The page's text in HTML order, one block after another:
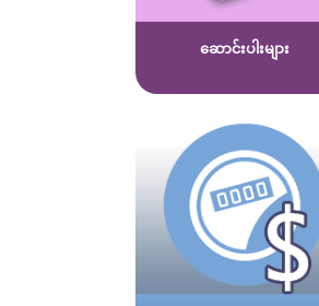
ဆောင်းပါးများ